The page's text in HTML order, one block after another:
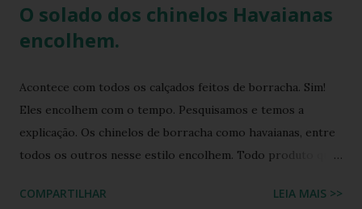
O solado dos chinelos Havaianas
encolhem.
Acontece com todos os calçados feitos de borracha. Sim!
Eles encolhem com o tempo. Pesquisamos e temos a
explicação. Os chinelos de borracha como havaianas, entre
todos os outros nesse estilo encolhem. Todo produto que
tanto do calor quanto do frio, ou seja, durante o processo
COMPARTILHAR LEIA MAIS >>